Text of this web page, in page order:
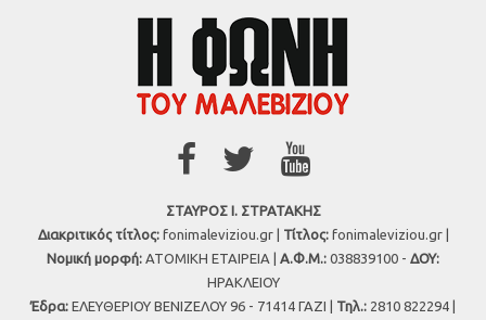
ΣΤΑΥΡΟΣ Ι. ΣΤΡΑΤΑΚΗΣ
Διακριτικός τίτλος:fonimaleviziou.gr | Τίτλος:fonimaleviziou.gr |
Νομική μορφή: ΑΤΟΜΙΚΗ ΕΤΑΙΡΕΙΑ | Α.Φ.Μ.: 038839100 - ΔΟΥ:
ΗΡΑΚΛΕΙΟΥ
Έδρα: ΕΛΕΥΘΕΡΙΟΥ ΒΕΝΙΖΕΛΟΥ 96 - 71414 ΓΑΖΙ | Τηλ.: 2810 822294 |